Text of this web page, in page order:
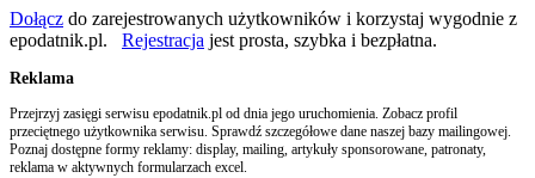
Dołącz do zarejestrowanych użytkowników i korzystaj wygodnie z
epodatnik.pl. Rejestracja jest prosta, szybka i bezpłatna.
Reklama
Przejrzyj zasięgi serwisu epodatnik.pl od dnia jego uruchomienia. Zobacz profil
przeciętnego użytkownika serwisu. Sprawdź szczegółowe dane naszej bazy mailingowej.
Poznaj dostępne formy reklamy: display, mailing, artykuły sponsorowane, patronaty,
reklama w aktywnych formularzach excel.